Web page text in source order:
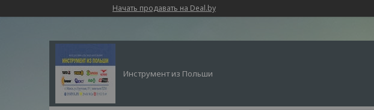
Начать продавать на Deal.by
Инструмент из Польши